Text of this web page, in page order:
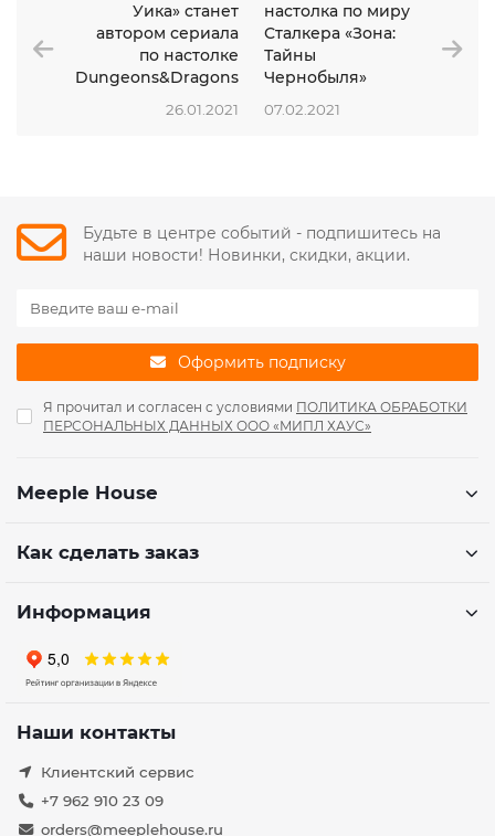
Уика» станет
автором сериала
по настолке
Dungeons&Dragons
26.01.2021
настолка по миру
Сталкера «Зона:
Тайны
Чернобыля»
07.02.2021
Будьте в центре событий - подпишитесь на
наши новости! Новинки, скидки, акции.
Оформить подписку
Я прочитал и согласен с условиями ПОЛИТИКА ОБРАБОТКИ
ПЕРСОНАЛЬНЫХ ДАННЫХ ООО «МИПЛ ХАУС»
Meeple House
Как сделать заказ
Информация
Наши контакты
Клиентский сервис
+7 962 910 23 09
orders@meeplehouse.ru